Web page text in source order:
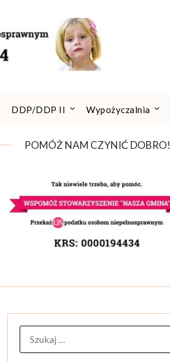
DDP/DDP II Wypożyczalnia
POMÓŻ NAM CZYNIĆ DOBRO!